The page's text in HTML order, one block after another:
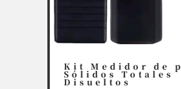
Kit Medidor de
Sólidos Totales
Disueltos